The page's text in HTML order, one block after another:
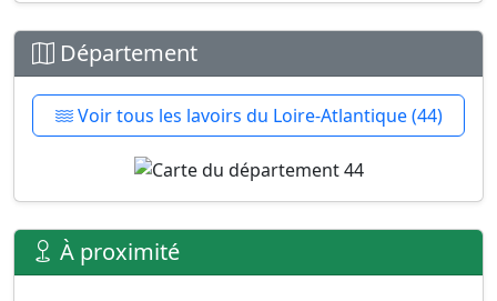
Département
Voir tous les lavoirs du Loire-Atlantique (44)
À proximité